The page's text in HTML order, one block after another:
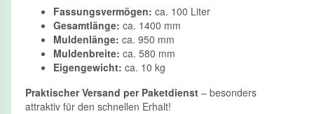
Fassungsvermögen: ca. 100 Liter
Gesamtlänge: ca. 1400 mm
Muldenlänge: ca. 950 mm
Muldenbreite: ca. 580 mm
Eigengewicht: ca. 10 kg
Praktischer Versand per Paketdienst – besonders
attraktiv für den schnellen Erhalt!